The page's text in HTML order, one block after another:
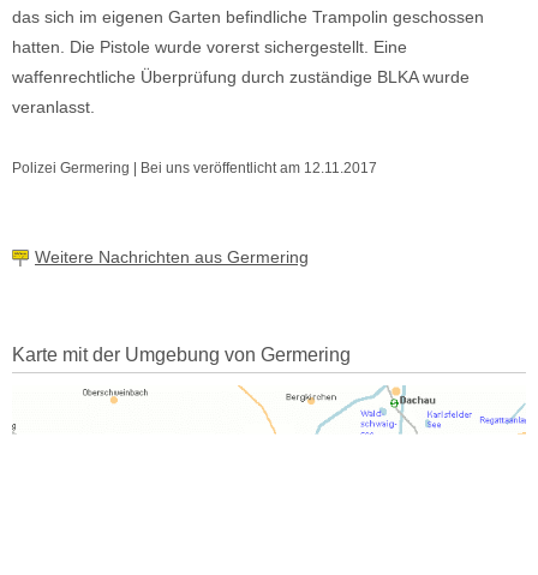
das sich im eigenen Garten befindliche Trampolin geschossen
hatten. Die Pistole wurde vorerst sichergestellt. Eine
waffenrechtliche Überprüfung durch zuständige BLKA wurde
veranlasst.
Polizei Germering | Bei uns veröffentlicht am 12.11.2017
Weitere Nachrichten aus Germering
Karte mit der Umgebung von Germering